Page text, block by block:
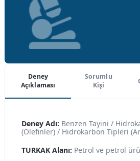
Deney
Açıklaması
Sorumlu
Kişi
Deney Adı: Benzen Tayini /
(Olefinler) / Hidrokarbon Tipleri
TURKAK Alanı: Petrol ve petrol